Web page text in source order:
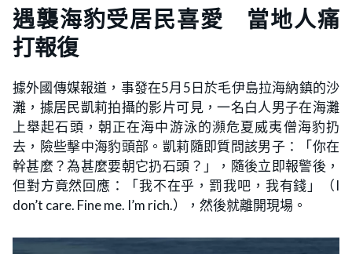
遇襲海豹受居民喜愛 當地人痛
打報復
據外國傳媒報道，事發在5月5日於毛伊島拉海納鎮的沙
灘，據居民凱莉拍攝的影片可見，一名白人男子在海灘
上舉起石頭，朝正在海中游泳的瀕危夏威夷僧海豹扔
去，險些擊中海豹頭部。凱莉隨即質問該男子：「你在
幹甚麼？為甚麼要朝它扔石頭？」，隨後立即報警後，
但對方竟然回應：「我不在乎，罰我吧，我有錢」（I
don’t care. Fine me. I’m rich.），然後就離開現場。